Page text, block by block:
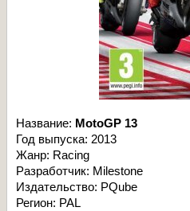
Название: MotoGP 13
Год выпуска: 2013
Жанр: Racing
Разработчик: Milestone
Издательство: PQube
Регион: PAL